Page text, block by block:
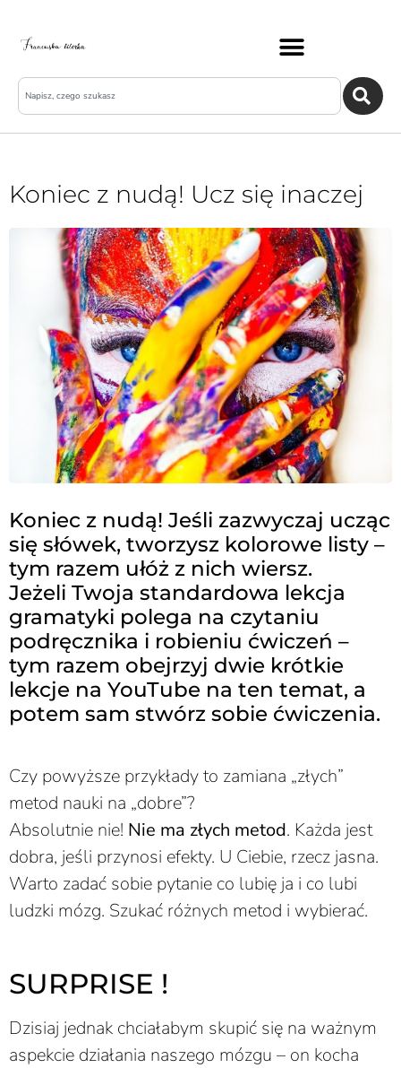
Koniec z nudą! Ucz się inaczej
Koniec z nudą! Jeśli zazwyczaj ucząc
się słówek, tworzysz kolorowe listy –
tym razem ułóż z nich wiersz.
Jeżeli Twoja standardowa lekcja
gramatyki polega na czytaniu
podręcznika i robieniu ćwiczeń –
tym razem obejrzyj dwie krótkie
lekcje na YouTube na ten temat, a
potem sam stwórz sobie ćwiczenia.
Czy powyższe przykłady to zamiana „złych”
metod nauki na „dobre”?
Absolutnie nie! Nie ma złych metod. Każda jest
dobra, jeśli przynosi efekty. U Ciebie, rzecz jasna.
Warto zadać sobie pytanie co lubię ja i co lubi
ludzki mózg. Szukać różnych metod i wybierać.
SURPRISE !
Dzisiaj jednak chciałabym skupić się na ważnym
aspekcie działania naszego mózgu – on kocha